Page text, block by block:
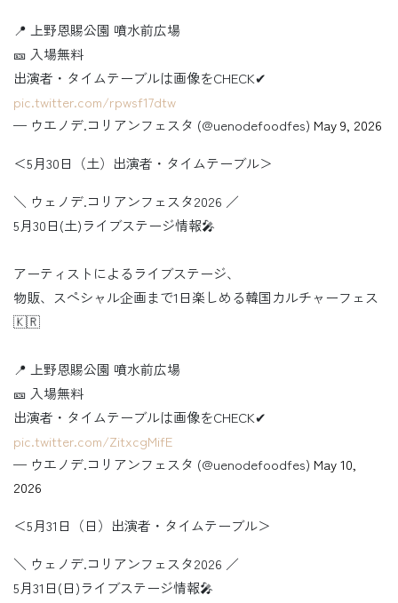
📍 上野恩賜公園 噴水前広場
🎫 入場無料
出演者・タイムテーブルは画像をCHECK✔︎
pic.twitter.com/rpwsf17dtw
— ウエノデ.コリアンフェスタ (@uenodefoodfes) May 9, 2026
＜5月30日（土）出演者・タイムテーブル＞
＼ ウェノデ.コリアンフェスタ2026 ／
5月30日(土)ライブステージ情報🎤
アーティストによるライブステージ、
物販、スペシャル企画まで1日楽しめる韓国カルチャーフェス
🇰🇷
📍 上野恩賜公園 噴水前広場
🎫 入場無料
出演者・タイムテーブルは画像をCHECK✔︎
pic.twitter.com/ZitxcgMifE
— ウエノデ.コリアンフェスタ (@uenodefoodfes) May 10,
2026
＜5月31日（日）出演者・タイムテーブル＞
＼ ウェノデ.コリアンフェスタ2026 ／
5月31日(日)ライブステージ情報🎤